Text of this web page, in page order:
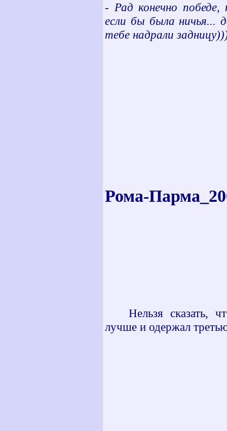
- Рад конечно победе,
если бы была ничья...
тебе надрали
Рома-
Нельзя сказать,
лучше и одержал